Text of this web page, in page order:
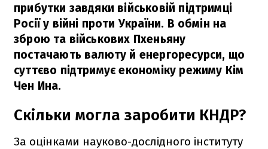
прибутки завдяки військовій підтримці
Росії у війні проти України. В обмін на
зброю та військових Пхеньяну
постачають валюту й енергоресурси, що
суттєво підтримує економіку режиму Кім
Чен Ина.
Скільки могла заробити КНДР?
За оцінками науково-дослідного інституту